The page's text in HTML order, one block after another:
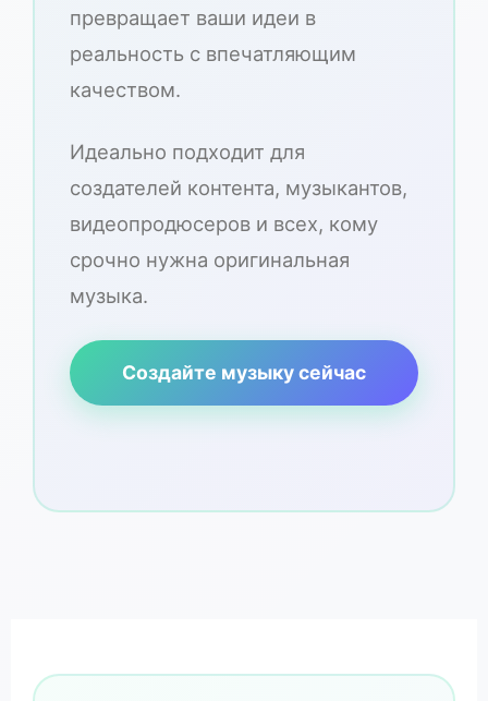
превращает ваши идеи в
реальность с впечатляющим
качеством.
Идеально подходит для
создателей контента, музыкантов,
видеопродюсеров и всех, кому
срочно нужна оригинальная
музыка.
Создайте музыку сейчас